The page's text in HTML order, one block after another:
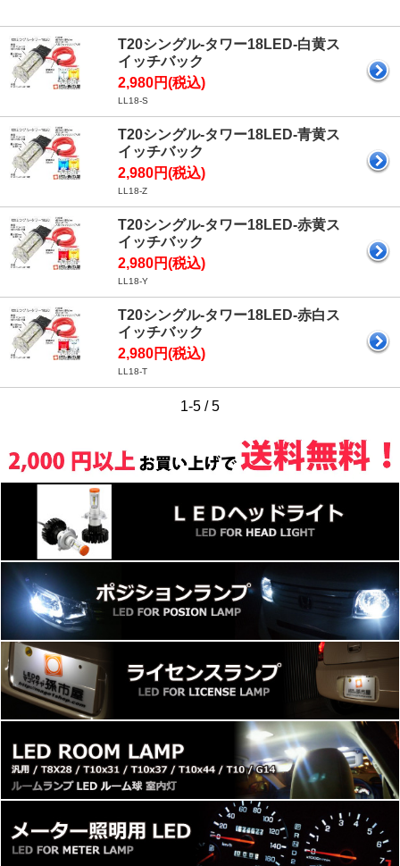
T20シングル-タワー18LED-白黄ス
イッチバック
2,980円(税込)
LL18-S
T20シングル-タワー18LED-青黄ス
イッチバック
2,980円(税込)
LL18-Z
T20シングル-タワー18LED-赤黄ス
イッチバック
2,980円(税込)
LL18-Y
T20シングル-タワー18LED-赤白ス
イッチバック
2,980円(税込)
LL18-T
1-5 / 5